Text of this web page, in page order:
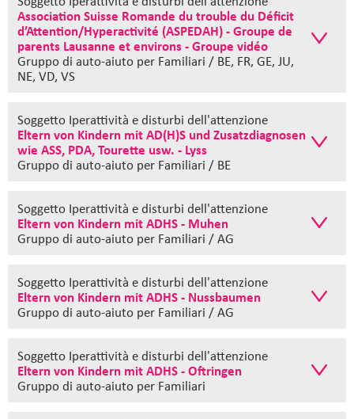
Association Suisse Romande du trouble du Déficit
d’Attention/Hyperactivité (ASPEDAH) - Groupe de
parents Lausanne et environs - Groupe vidéo
Gruppo di auto-aiuto per Familiari / BE, FR, GE, JU,
NE, VD, VS
Soggetto Iperattività e disturbi dell'attenzione
Eltern von Kindern mit AD(H)S und Zusatzdiagnosen
wie ASS, PDA, Tourette usw. - Lyss
Gruppo di auto-aiuto per Familiari / BE
Soggetto Iperattività e disturbi dell'attenzione
Eltern von Kindern mit ADHS - Muhen
Gruppo di auto-aiuto per Familiari / AG
Soggetto Iperattività e disturbi dell'attenzione
Eltern von Kindern mit ADHS - Nussbaumen
Gruppo di auto-aiuto per Familiari / AG
Soggetto Iperattività e disturbi dell'attenzione
Eltern von Kindern mit ADHS - Oftringen
Gruppo di auto-aiuto per Familiari